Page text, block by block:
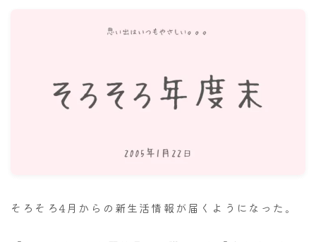
舞台・ライブ
そろそろ4月からの新生活情報が届くようになった。